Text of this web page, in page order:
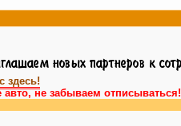
здесь!
не забываем отписываться!